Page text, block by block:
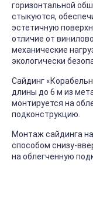
горизонтальной
стыкуются,
эстетичную
отличие от
механические
экологически
Сайдинг
длины до 6 м из
монтируется на
подконструкцию.
Монтаж сайдинга
способом снизу-
на облегченную